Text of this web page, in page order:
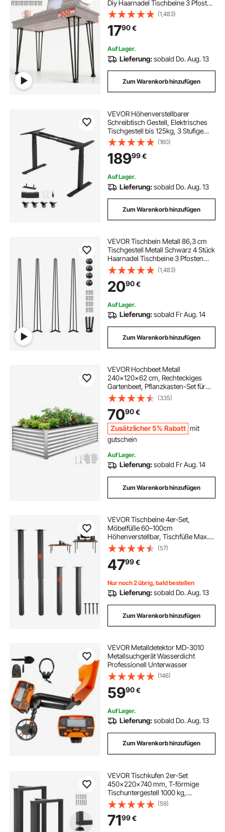
Diy Haarnadel Tischbeine 3 Pfosten
Tischgestell Metall Schwarz 4 Stück
(1,483)
1790€
Auf Lager.
Lieferung:sobald Do. Aug. 13
Zum Warenkorb hinzufügen
VEVOR Höhenverstellbarer
Schreibtisch Gestell, Elektrisches
Tischgestell bis 125kg, 3 Stufige
Tischbeine mit 2 Motoren
Speicherfunktion Höhenanzeige
Kollisionschutz USB, Tischständer
für Büro, Schwarz
(160)
18999€
Auf Lager.
Lieferung:sobald Do. Aug. 13
Zum Warenkorb hinzufügen
VEVOR Tischbein Metall 86,3 cm
Tischgestell Metall Schwarz 4 Stück
Haarnadel Tischbeine 3 Pfosten
Haarnadel Bein Kohlenstoffstahl mit
4
(1,483)
2090€
Auf Lager.
Lieferung:sobald Fr Aug. 14
Zum Warenkorb hinzufügen
VEVOR Hochbeet Metall
240x120x62 cm, Rechteckiges
Gartenbeet, Pflanzkasten-Set für
den Außenbereich, Gemüsebeet mit
Handschuhen, Blumenbeet
Bodenlos, Pflanzbeet für Blumen &
Gemüse, Silber
(335)
7090€
Zusätzlicher 5% Rabatt mit
gutschein
Auf Lager.
Lieferung:sobald Fr Aug. 14
Zum Warenkorb hinzufügen
VEVOR Tischbeine 4er-Set,
Möbelfüße 60–100cm
Höhenverstellbar, Tischfüße Max.
544 kg, Teleskopbein aus
Kohlenstoffstahl, für Schreibtische,
Couchtische, Esstische,
Werkbänke, Quadratisch
(57)
4799€
Nur noch 2 übrig, bald bestellen
Lieferung:sobald Do. Aug. 13
Zum Warenkorb hinzufügen
VEVOR Metalldetektor MD-3010
Metallsuchgerät Wasserdicht
Professionell Unterwasser
(146)
5990€
Auf Lager.
Lieferung:sobald Do. Aug. 13
Zum Warenkorb hinzufügen
VEVOR Tischkufen 2er-Set
450x220x740 mm, T-förmige
Tischuntergestell 1000 kg,
Tischbeine Kohlenstoffstahl,
Möbelfüße, Tischgestell, Tischfüße
für Schreibtische, Couchtische,
Esstische, Schwarz
(59)
7199€